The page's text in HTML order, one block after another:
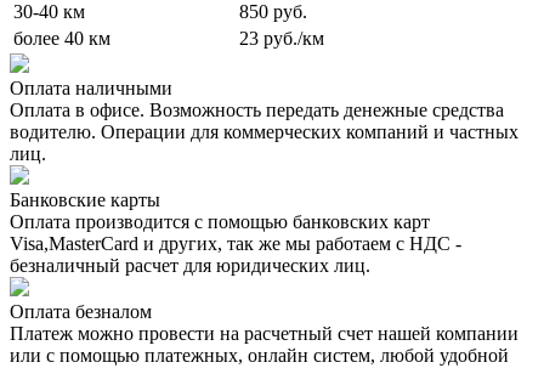
30-40 км
850 руб.
более 40 км
23 руб./км
Оплата наличными
Оплата в офисе. Возможность передать денежные средства
водителю. Операции для коммерческих компаний и частных
лиц.
Банковские карты
Оплата производится с помощью банковских карт
Visa,MasterCard и других, так же мы работаем с НДС -
безналичный расчет для юридических лиц.
Оплата безналом
Платеж можно провести на расчетный счет нашей компании
или с помощью платежных, онлайн систем, любой удобной